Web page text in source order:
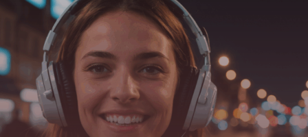
16 juin 2026